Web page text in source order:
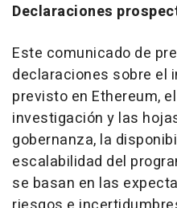
Declaraciones
Este comunicado de
declaraciones sobre el
previsto en Ethereum,
investigación y las
gobernanza, la
escalabilidad del
se basan en las